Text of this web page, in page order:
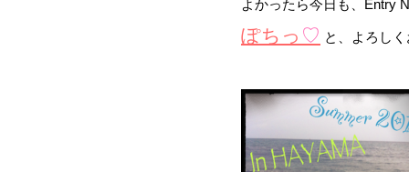
よかったら今日も、Entry
ぽちっ ♡ と、よろし